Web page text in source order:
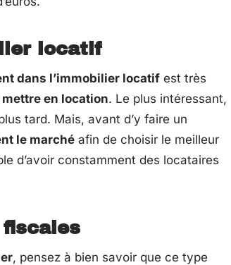
locatif
dans l’immobilier locatif est très
en location. Le plus intéressant,
tard. Mais, avant d’y faire un
le marché afin de choisir le meilleur
d’avoir constamment des locataires
fiscales
, pensez à bien savoir que ce type